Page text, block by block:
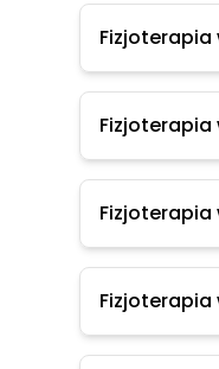
Fizjoterapia
Fizjoterapia
Fizjoterapia
Fizjoterapia